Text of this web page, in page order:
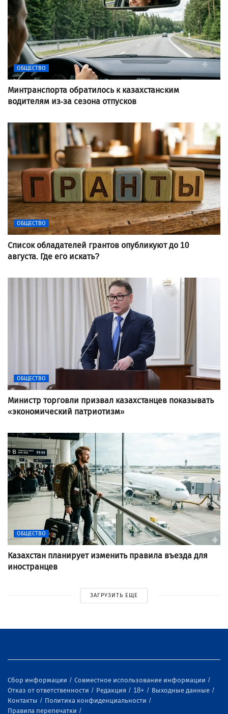
ОБЩЕСТВО
Минтранспорта обратилось к казахстанcким
водителям из-за сезона отпусков
ОБЩЕСТВО
Список обладателей грантов опубликуют до 10
августа. Где его искать?
ОБЩЕСТВО
Министр торговли призвал казахстанцев показывать
«экономический патриотизм»
ОБЩЕСТВО
Казахстан планирует изменить правила въезда для
иностранцев
ЗАГРУЗИТЬ ЕЩЕ
Сбор информации
Совместное использование информации
Отказ от ответственности
Редакция 18+
Выходные данные
Контакты
Политика конфиденциальности
Правила перепечатки